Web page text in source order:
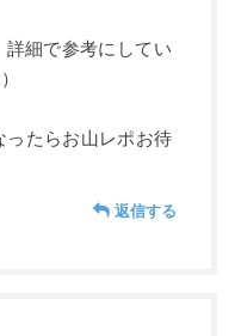
細で参考にしてい
ったらお山レポお待
返信する